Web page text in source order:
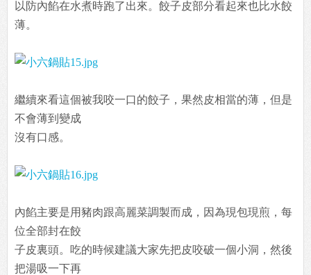
以防內餡在水煮時跑了出來。餃子皮部分看起來也比水餃
薄。
繼續來看這個被我咬一口的餃子，果然皮相當的薄，但是
不會薄到變成
沒有口感。
內餡主要是用豬肉跟高麗菜調製而成，因為現包現煎，每
位全部封在餃
子皮裏頭。吃的時候建議大家先把皮咬破一個小洞，然後
把湯吸一下再